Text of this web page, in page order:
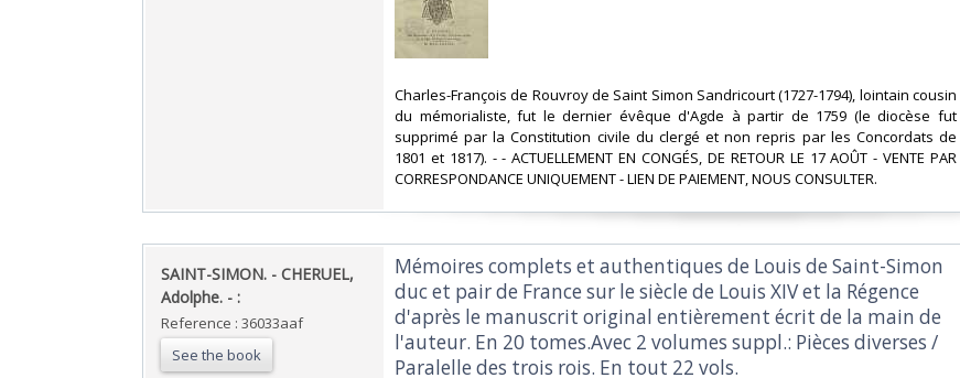
‎Charles-François de Rouvroy de Saint Simon Sandricourt (1727-1794), lointain cousin
du mémorialiste, fut le dernier évêque d'Agde à partir de 1759 (le diocèse fut
supprimé par la Constitution civile du clergé et non repris par les Concordats de
1801 et 1817). - - ACTUELLEMENT EN CONGÉS, DE RETOUR LE 17 AOÛT - VENTE PAR
CORRESPONDANCE UNIQUEMENT - LIEN DE PAIEMENT, NOUS CONSULTER.‎
‎SAINT-SIMON. - CHERUEL,
Adolphe. - :‎
Reference : 36033aaf
See the book
‎Mémoires complets et authentiques de Louis de Saint-Simon
duc et pair de France sur le siècle de Louis XIV et la Régence
d'après le manuscrit original entièrement écrit de la main de
l'auteur. En 20 tomes.Avec 2 volumes suppl.: Pièces diverses /
Paralelle des trois rois. En tout 22 vols.‎